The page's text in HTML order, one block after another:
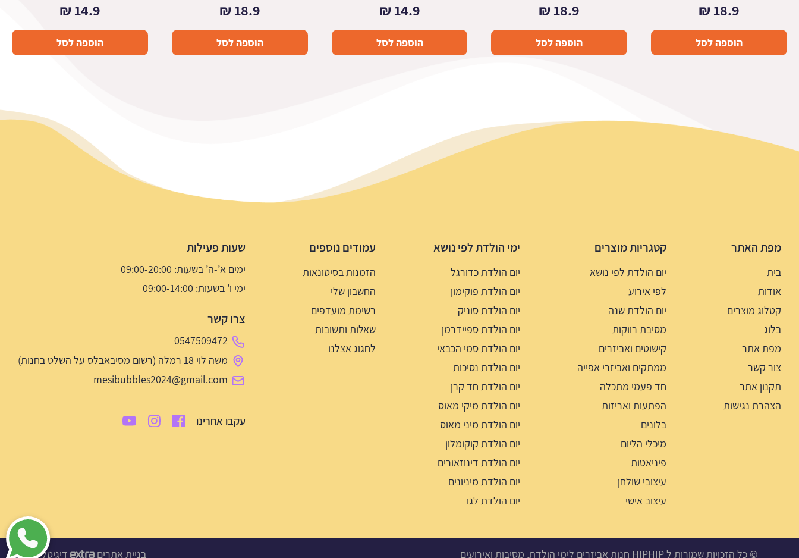
18.9
₪
הוספה לסל
18.9
₪
הוספה לסל
14.9
₪
הוספה לסל
18.9
₪
הוספה לסל
14.9
₪
הוספה לסל
מפת האתר
בית
אודות
קטלוג מוצרים
בלוג
מפת אתר
צור קשר
תקנון אתר
הצהרת נגישות
קטגריות מוצרים
יום הולדת לפי נושא
לפי אירוע
יום הולדת שנה
מסיבת רווקות
קישוטים ואביזרים
ממתקים ואביזרי אפייה
חד פעמי מתכלה
הפתעות ואריזות
בלונים
מיכלי הליום
פיניאטות
עיצובי שולחן
עיצוב אישי
ימי הולדת לפי נושא
יום הולדת כדורגל
יום הולדת פוקימון
יום הולדת סוניק
יום הולדת ספיידרמן
יום הולדת סמי הכבאי
יום הולדת נסיכות
יום הולדת חד קרן
יום הולדת מיקי מאוס
יום הולדת מיני מאוס
יום הולדת קוקומלון
יום הולדת דינוזאורים
יום הולדת מיניונים
יום הולדת לגו
עמודים נוספים
הזמנות בסיטונאות
החשבון שלי
רשימת מועדפים
שאלות ותשובות
לחגוג אצלנו
שעות פעילות
ימים א’-ה’ בשעות: 09:00-20:00
ימי ו’ בשעות: 09:00-14:00
צרו קשר
0547509472
משה לוי 18 רמלה (רשום מסיבאבלס על השלט בחנות)
mesibubbles2024@gmail.com
עקבו אחרינו
© כל הזכויות שמורות ל HIPHIP חנות אביזרים לימי הולדת, מסיבות ואירועים בניית אתרים דיגיטל